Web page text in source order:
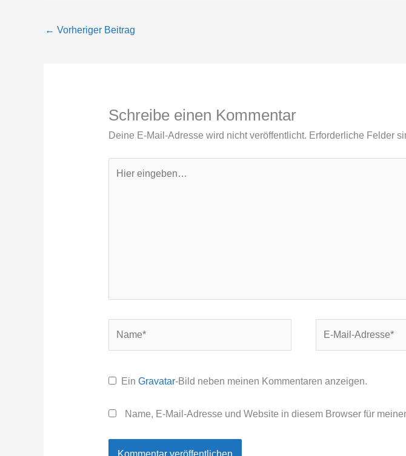
← Vorheriger Beitrag
Schreibe einen Kommentar
Deine E-Mail-Adresse wird nicht veröffentlicht. Erforderliche Felder
eingeben…
EinGravatar-Bild neben meinen Kommentaren anzeigen.
Name, E-Mail-Adresse und Website in diesem Browser für